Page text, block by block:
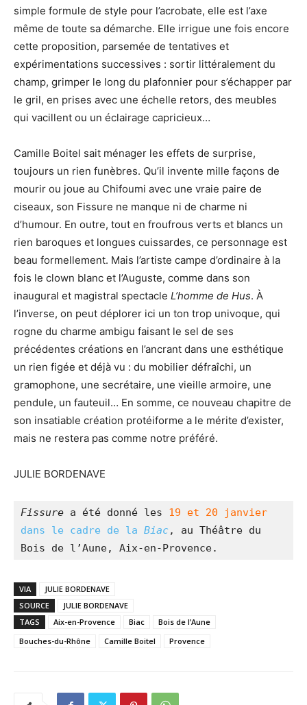
simple formule de style pour l’acrobate, elle est l’axe
même de toute sa démarche. Elle irrigue une fois encore
cette proposition, parsemée de tentatives et
expérimentations successives : sortir littéralement du
champ, grimper le long du plafonnier pour s’échapper par
le gril, en prises avec une échelle retors, des meubles
qui vacillent ou un éclairage capricieux…
Camille Boitel sait ménager les effets de surprise,
toujours un rien funèbres. Qu’il invente mille façons de
mourir ou joue au Chifoumi avec une vraie paire de
ciseaux, son Fissure ne manque ni de charme ni
d’humour. En outre, tout en froufrous verts et blancs un
rien baroques et longues cuissardes, ce personnage est
beau formellement. Mais l’artiste campe d’ordinaire à la
fois le clown blanc et l’Auguste, comme dans son
inaugural et magistral spectacle L’homme de Hus. À
l’inverse, on peut déplorer ici un ton trop univoque, qui
rogne du charme ambigu faisant le sel de ses
précédentes créations en l’ancrant dans une esthétique
un rien figée et déjà vu : du mobilier défraîchi, un
gramophone, une secrétaire, une vieille armoire, une
pendule, un fauteuil… En somme, ce nouveau chapitre de
son insatiable création protéiforme a le mérite d’exister,
mais ne restera pas comme notre préféré.
JULIE BORDENAVE
Fissure a été donné les 19 et 20 janvier
dans le cadre de la Biac, au Théâtre du
Bois de l’Aune, Aix-en-Provence.
VIA
JULIE BORDENAVE
SOURCE
JULIE BORDENAVE
TAGS
Aix-en-Provence Biac
Bois de l’Aune
Bouches-du-Rhône
Camille Boitel Provence